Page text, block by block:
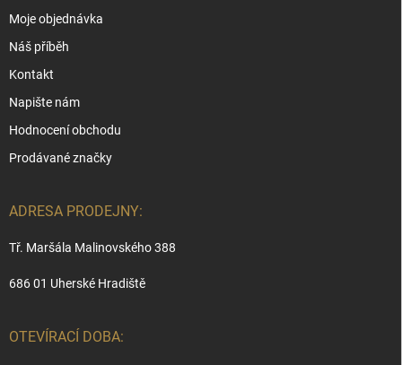
Moje objednávka
Náš příběh
Kontakt
Napište nám
Hodnocení obchodu
Prodávané značky
ADRESA PRODEJNY:
Tř. Maršála Malinovského 388
686 01 Uherské Hradiště
OTEVÍRACÍ DOBA: